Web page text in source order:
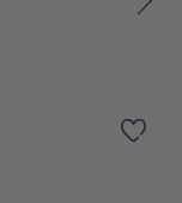
Zur